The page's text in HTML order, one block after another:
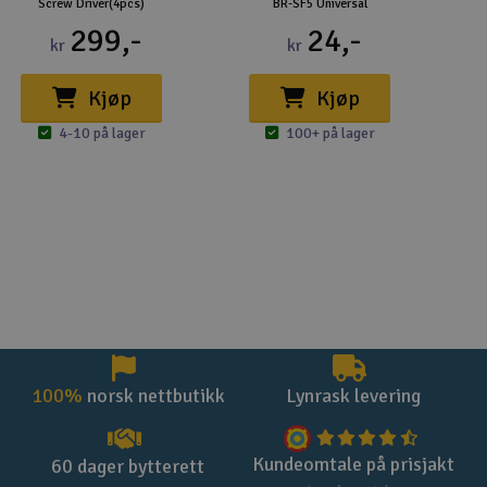
Screw Driver(4pcs)
kr 299,-
Kjøp
4-10 på lager
BR-SF5 Universal
kr 24,-
Kjøp
100+ på lager
100% norsk nettbutikk Lynrask levering
60 dager bytterett Kundeomtale på prisjakt